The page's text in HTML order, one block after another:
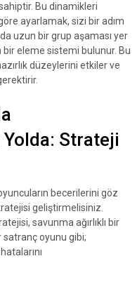
Bu dinamikleri
ayarlamak, sizi bir adım
uzun bir grup aşaması yer
bir eleme sistemi bulunur. Bu
düzeylerini etkiler ve
Strateji
becerilerini göz
geliştirmelisiniz.
savunma ağırlıklı bir
satranç oyunu gibi;